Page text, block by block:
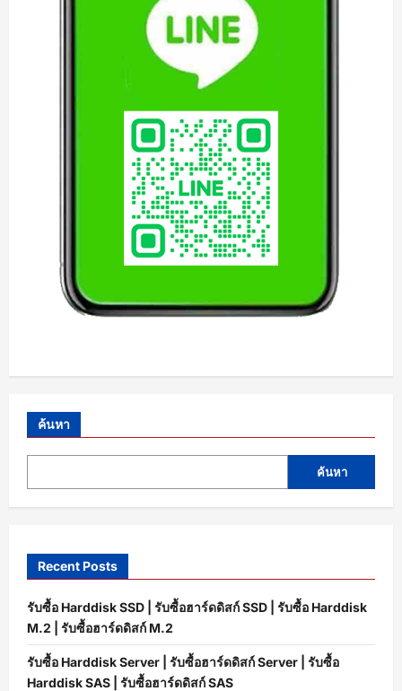
ค้นหา
ค้นหา
Recent Posts
รับซื้อ Harddisk SSD | รับซื้อฮาร์ดดิสก์ SSD | รับซื้อ Harddisk
M.2 | รับซื้อฮาร์ดดิสก์ M.2
รับซื้อ Harddisk Server | รับซื้อฮาร์ดดิสก์ Server | รับซื้อ
Harddisk SAS | รับซื้อฮาร์ดดิสก์ SAS